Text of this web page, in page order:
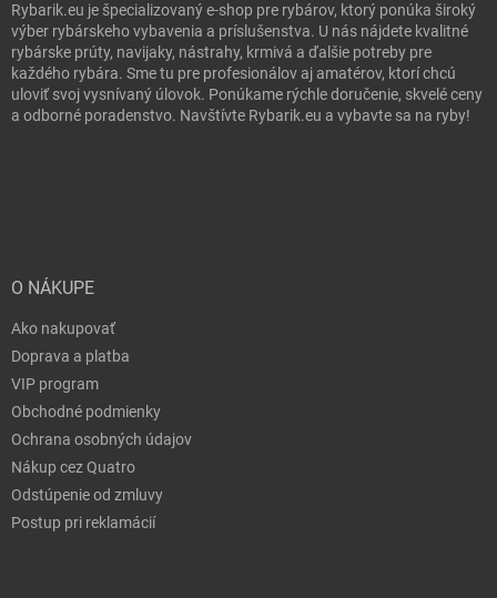
Rybarik.eu je špecializovaný e-shop pre rybárov, ktorý ponúka široký
výber rybárskeho vybavenia a príslušenstva. U nás nájdete kvalitné
rybárske prúty, navijaky, nástrahy, krmivá a ďalšie potreby pre
každého rybára. Sme tu pre profesionálov aj amatérov, ktorí chcú
uloviť svoj vysnívaný úlovok. Ponúkame rýchle doručenie, skvelé ceny
a odborné poradenstvo. Navštívte Rybarik.eu a vybavte sa na ryby!
O NÁKUPE
Ako nakupovať
Doprava a platba
VIP program
Obchodné podmienky
Ochrana osobných údajov
Nákup cez Quatro
Odstúpenie od zmluvy
Postup pri reklamácií